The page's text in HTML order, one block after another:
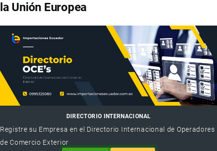
la Unión Europea
DIRECTORIO INTERNACIONAL
Registre su Empresa en el Directorio Internacional de Operadores
de Comercio Exterior